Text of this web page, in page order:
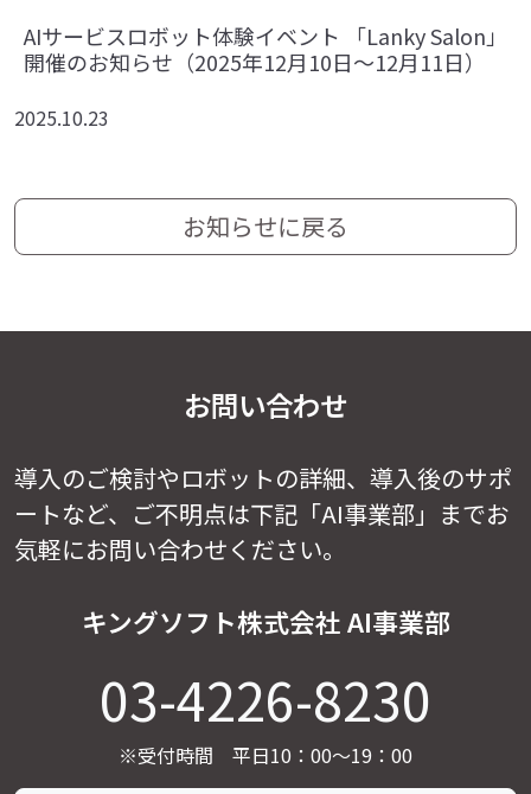
AIサービスロボット体験イベント 「Lanky Salon」
開催のお知らせ（2025年12月10日～12月11日）
2025.10.23
お知らせに戻る
お問い合わせ
導入のご検討やロボットの詳細、導入後のサポ
ートなど、 ご不明点は下記「AI事業部」までお
気軽にお問い合わせください。
キングソフト株式会社 AI事業部
03-4226-8230
※受付時間 平日10：00～19：00